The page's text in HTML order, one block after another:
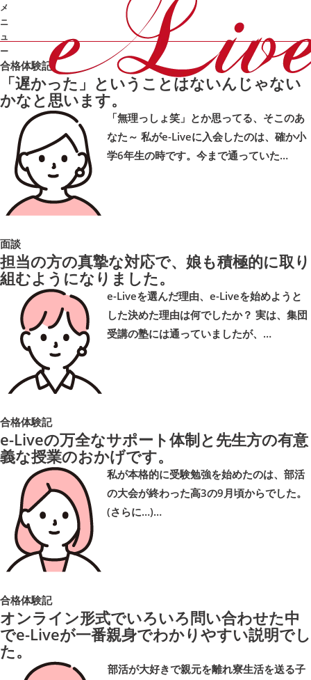
メ
ニ
ュ
ー
体験記
成績UP 面談 勉強のやり方 季節講習
合格体験記
「遅かった」ということはないんじゃない
かなと思います。
「無理っしょ笑」とか思ってる、そこのあ
なた～ 私がe-Liveに入会したのは、確か小
学6年生の時です。今まで通っていた…
面談
担当の方の真摯な対応で、娘も積極的に取り
組むようになりました。
e-Liveを選んだ理由、e-Liveを始めようと
した決めた理由は何でしたか？ 実は、集団
受講の塾には通っていましたが、…
合格体験記
e-Liveの万全なサポート体制と先生方の有意
義な授業のおかげです。
私が本格的に受験勉強を始めたのは、部活
の大会が終わった高3の9月頃からでした。
(さらに…)…
合格体験記
オンライン形式でいろいろ問い合わせた中
でe-Liveが一番親身でわかりやすい説明でし
た。
部活が大好きで親元を離れ寮生活を送る子